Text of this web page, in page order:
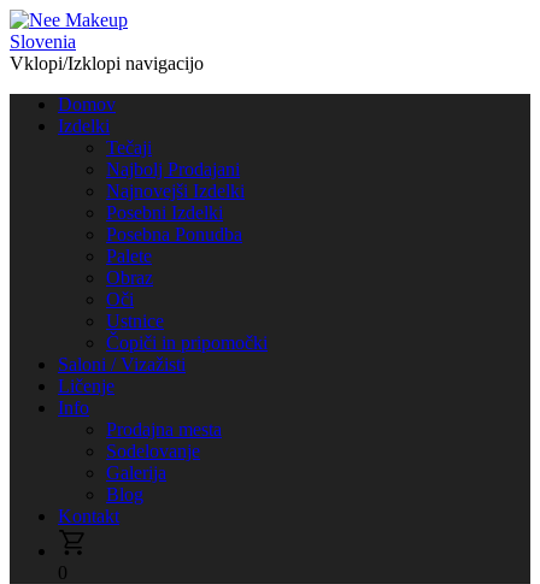
Vklopi/Izklopi navigacijo
Domov
Izdelki
Tečaji
Najbolj Prodajani
Najnovejši Izdelki
Posebni Izdelki
Posebna Ponudba
Palete
Obraz
Oči
Ustnice
Čopiči in pripomočki
Saloni / Vizažisti
Ličenje
Info
Prodajna mesta
Sodelovanje
Galerija
Blog
Kontakt
0